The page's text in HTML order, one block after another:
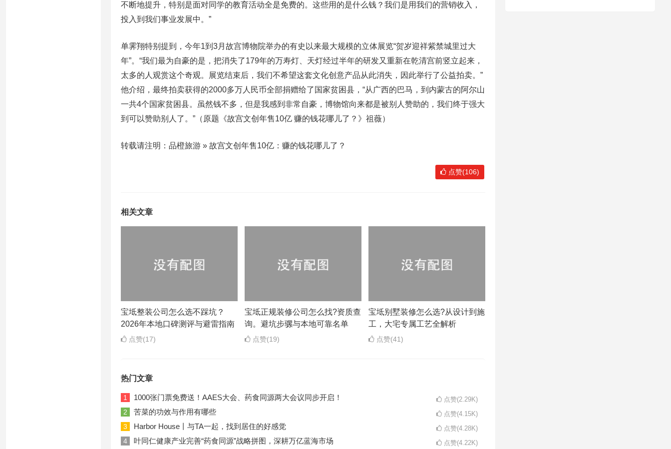
不断地提升，特别是面对同学的教育活动全是免费的。这些用的是什么钱？我们是用我们的营销收入，
投入到我们事业发展中。”
单霁翔特别提到，今年1到3月故宫博物院举办的有史以来最大规模的立体展览“贺岁迎祥紫禁城里过大
年”。“我们最为自豪的是，把消失了179年的万寿灯、天灯经过半年的研发又重新在乾清宫前竖立起来，
太多的人观赏这个奇观。展览结束后，我们不希望这套文化创意产品从此消失，因此举行了公益拍卖。”
他介绍，最终拍卖获得的2000多万人民币全部捐赠给了国家贫困县，“从广西的巴马，到内蒙古的阿尔山
一共4个国家贫困县。虽然钱不多，但是我感到非常自豪，博物馆向来都是被别人赞助的，我们终于强大
到可以赞助别人了。”（原题《故宫文创年售10亿 赚的钱花哪儿了？》祖薇）
转载请注明：品橙旅游 » 故宫文创年售10亿：赚的钱花哪儿了？
点赞(106)
相关文章
宝坻整装公司怎么选不踩坑？
2026年本地口碑测评与避雷指南
点赞(17)
宝坻正规装修公司怎么找?资质查
询。避坑步骡与本地可靠名单
点赞(19)
宝坻别墅装修怎么选?从设计到施
工，大宅专属工艺全解析
点赞(41)
热门文章
1 1000张门票免费送！AAES大会、药食同源两大会议同步开启！ 点赞(2.29K)
2 苦菜的功效与作用有哪些 点赞(4.15K)
3 Harbor House丨与TA一起，找到居住的好感觉 点赞(4.28K)
4 叶同仁健康产业完善“药食同源”战略拼图，深耕万亿蓝海市场 点赞(4.22K)